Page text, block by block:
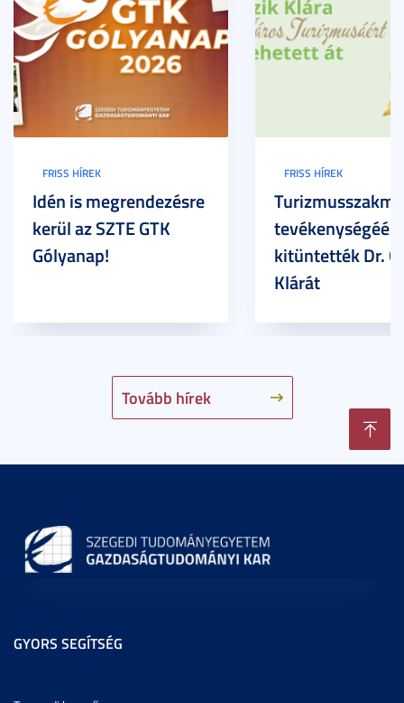
Tovább hírek
FRISS HÍREK
Idén is megrendezésre
kerül az SZTE GTK
Gólyanap!
FRISS HÍREK
tevékenységéért
kitüntették Dr.
Klárát
GYORS SEGÍTSÉG